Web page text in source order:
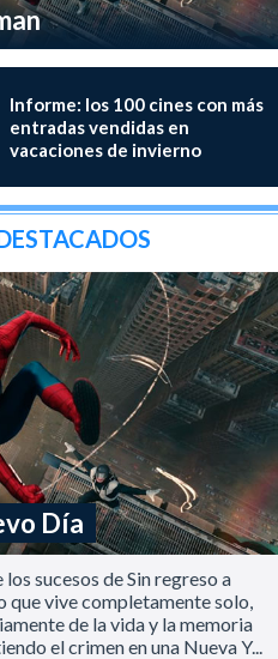
Informe: los 100 cines con más
entradas vendidas en
vacaciones de invierno
Día
sucesos de Sin regreso a
que vive completamente solo,
de la vida y la memoria
el crimen en una Nueva Y...